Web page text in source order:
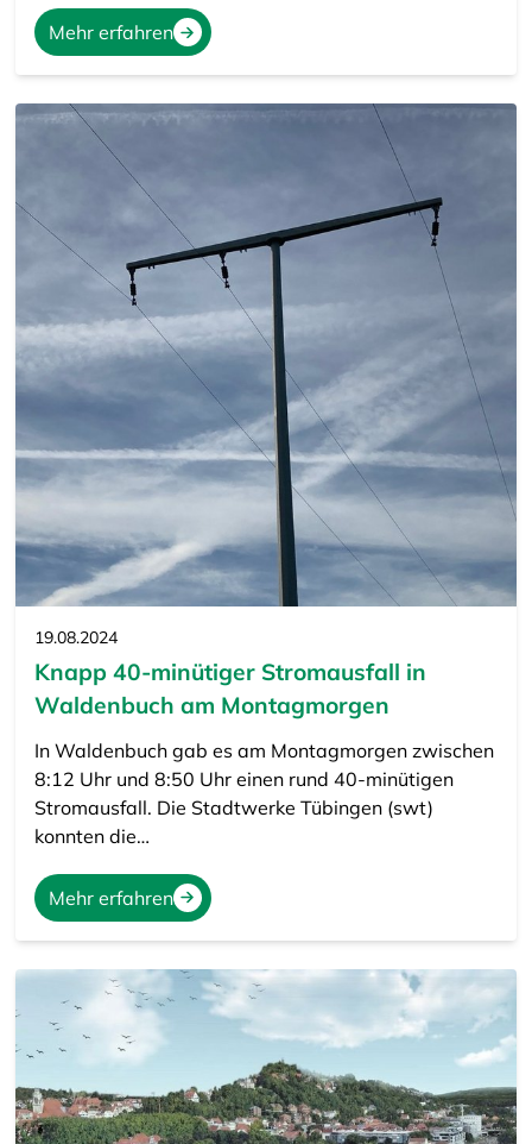
Mehr erfahren
19.08.2024
Knapp 40-minütiger Stromausfall in
Waldenbuch am Montagmorgen
In Waldenbuch gab es am Montagmorgen zwischen
8:12 Uhr und 8:50 Uhr einen rund 40-minütigen
Stromausfall. Die Stadtwerke Tübingen (swt)
konnten die…
Mehr erfahren